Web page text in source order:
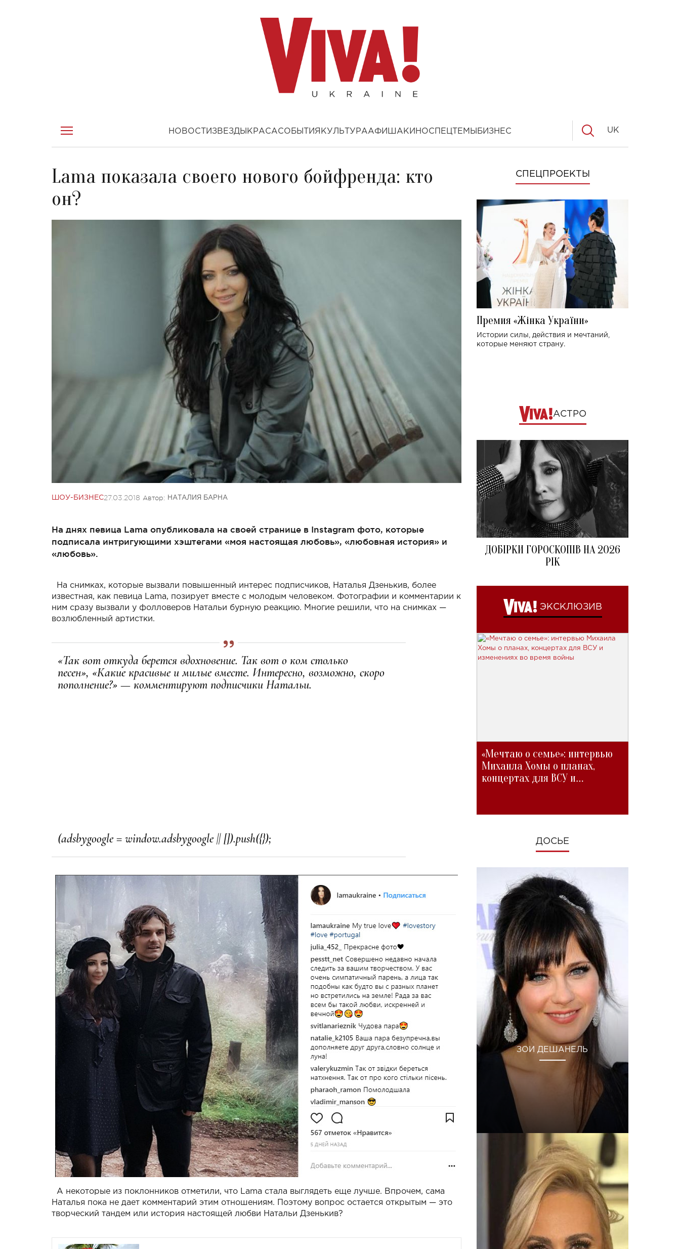
НОВОСТИ ЗВЕЗДЫ КРАСАСОБЫТИЯ КУЛЬТУРААФИША КИНОСПЕЦТЕМЫ БИЗНЕС UK
Lama показала своего нового бойфренда: кто
он?
ШОУ-БИЗНЕС27.03.2018 Автор: НАТАЛИЯ БАРНА
На днях певица Lama опубликовала на своей странице в Instagram фото, которые
подписала интригующими хэштегами «моя настоящая любовь», «любовная история» и
«любовь».
На снимках, которые вызвали повышенный интерес подписчиков, Наталья Дзенькив, более
известная, как певица Lama, позирует вместе с молодым человеком. Фотографии и комментарии к
ним сразу вызвали у фолловеров Натальи бурную реакцию. Многие решили, что на снимках —
возлюбленный артистки.
«Так вот откуда берется вдохновение. Так вот о ком столько
песен», «Какие красивые и милые вместе. Интересно, возможно, скоро
пополнение?» —комментируют подписчики Натальи.
А некоторые из поклонников отметили, что Lama стала выглядеть еще лучше. Впрочем, сама
Наталья пока не дает комментарий этим отношениям. Поэтому вопрос остается открытым — это
творческий тандем или история настоящей любви Натальи Дзенькив?
СПЕЦПРОЕКТЫ
Премия «Жінка України»
Истории силы, действия и мечтаний,
которые меняют страну.
АСТРО
ДОБІРКИ ГОРОСКОПІВ НА 2026
РІК
ЭКСКЛЮЗИВ
«Мечтаю о семье»: интервью
Михаила Хомы о планах,
концертах для ВСУ и
ДОСЬЕ
ЗОИ ДЕШАНЕЛЬ